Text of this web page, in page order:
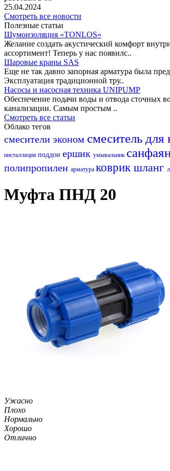
25.04.2024
Смотреть все новости
Полезные статьи
Шумоизоляция «TONLOS»
Желание создать акустический комфорт
ассортимент! Теперь у нас появилс..
Шаровые краны SAS
Еще не так давно запорная арматура была
Эксплуатация традиционной тру..
Насосы и насосная техника UNIPUMP
Обеспечение подачи воды и отвода сточных
канализации. Самым простым ..
Смотреть все статьи
Облако тегов
смесители эконом смеситель для
инсталляция поддон ершик умывальник
полипропилен арматура коврик шланг
Муфта ПНД 20
Ужасно
Плохо
Нормально
Хорошо
Отлично